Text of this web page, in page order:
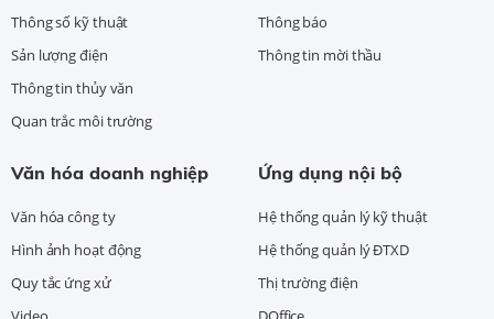
Thông số kỹ thuật
Sản lượng điện
Thông tin thủy văn
Quan trắc môi trường
Thông báo
Thông tin mời thầu
Văn hóa doanh nghiệp
Văn hóa công ty
Hình ảnh hoạt động
Quy tắc ứng xử
Ứng dụng nội bộ
Hệ thống quản lý kỹ thuật
Hệ thống quản lý ĐTXD
Thị trường điện